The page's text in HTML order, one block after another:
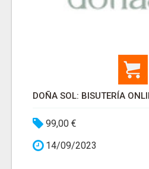
DOÑA SOL: BISUTERÍA
99,00 €
14/09/2023